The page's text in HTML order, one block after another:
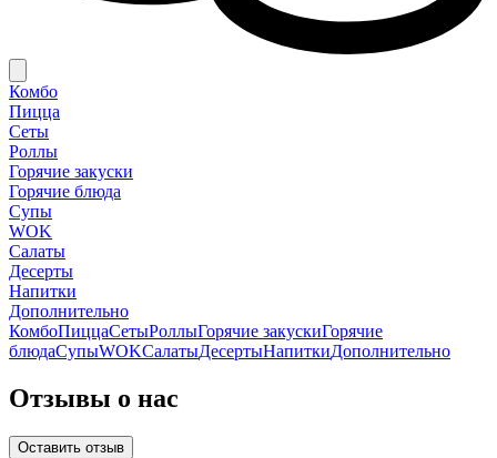
Комбо
Пицца
Сеты
Роллы
Горячие закуски
Горячие блюда
Супы
WOK
Салаты
Десерты
Напитки
Дополнительно
КомбоПиццаСетыРоллыГорячие закускиГорячие
блюдаСупыWOKСалатыДесертыНапиткиДополнительно
Отзывы о нас
Оставить отзыв